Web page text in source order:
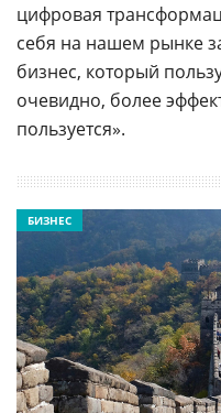
цифровая
себя на нашем рынке
бизнес, который
очевидно, более
пользуется».
БИЗНЕС